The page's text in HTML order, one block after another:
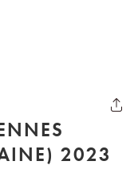
SYRAH JAMET (DOMAINE) 2023